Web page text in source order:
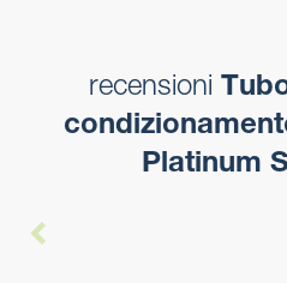
recensioni
Platinum